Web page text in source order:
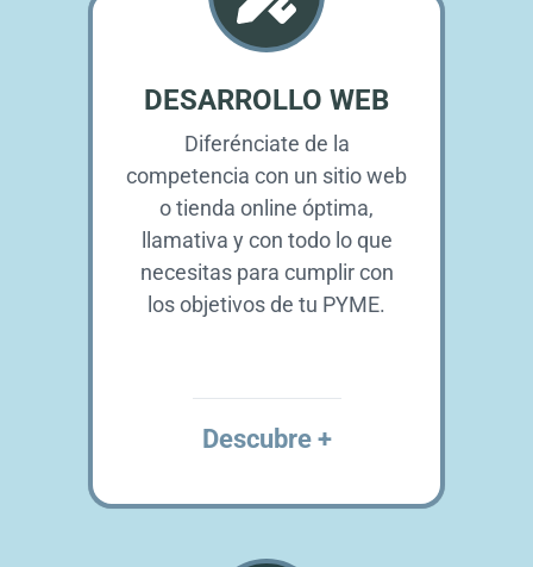
DESARROLLO WEB
Diferénciate de la
competencia con un sitio web
o tienda online óptima,
llamativa y con todo lo que
necesitas para cumplir con
los objetivos de tu PYME.
Descubre +